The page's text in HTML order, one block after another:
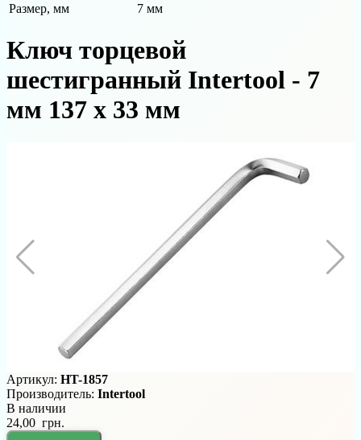
Размер, мм
7 мм
Ключ торцевой
шестигранный Intertool - 7
мм 137 х 33 мм
Артикул: HT-1857
Производитель: Intertool
В наличии
24,00 грн.